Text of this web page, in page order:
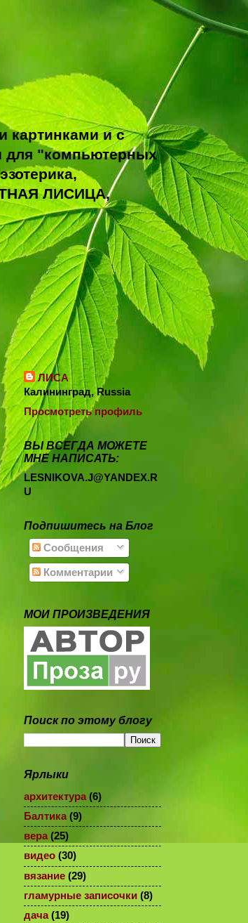
картинками и с
для "компьютерных
ЛИСИЦА,
ЛИСА
Калининград, Russia
Просмотреть профиль
ВЫ ВСЕГДА МОЖЕТЕ
МНЕ НАПИСАТЬ:
LESNIKOVA.J@YANDEX.R
U
Подпишитесь на Блог
Сообщения
Комментарии
МОИ ПРОИЗВЕДЕНИЯ
Поиск по этому блогу
Ярлыки
архитектура (6)
Балтика (9)
вера (25)
видео (30)
вязание (29)
гламурные записочки (8)
дача (19)